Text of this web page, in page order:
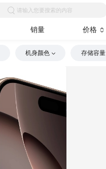
请输入您要搜索的内容
销量 价格
机身颜色 存储容量